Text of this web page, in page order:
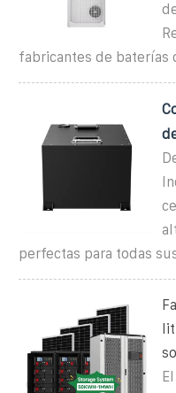
fabricantes de baterías
perfectas para todas